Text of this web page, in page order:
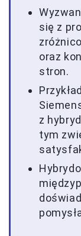
się z
oraz
stron.
z
tym